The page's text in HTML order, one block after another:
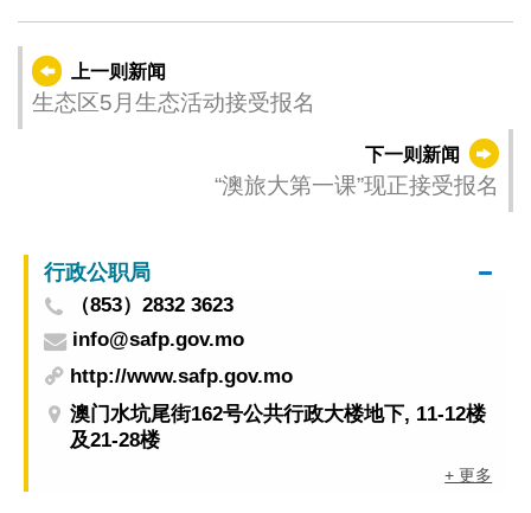
上一则新闻
生态区5月生态活动接受报名
下一则新闻
“澳旅大第一课”现正接受报名
行政公职局
（853）2832 3623
info@safp.gov.mo
http://www.safp.gov.mo
澳门水坑尾街162号公共行政大楼地下, 11-12楼
及21-28楼
+ 更多